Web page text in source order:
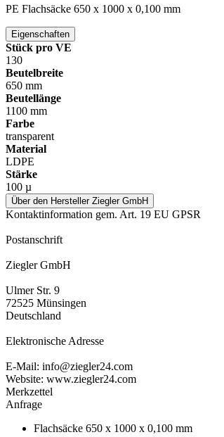
PE Flachsäcke 650 x 1000 x 0,100 mm
Eigenschaften
Stück pro VE
130
Beutelbreite
650 mm
Beutellänge
1100 mm
Farbe
transparent
Material
LDPE
Stärke
100 µ
Über den Hersteller Ziegler GmbH
Kontaktinformation gem. Art. 19 EU GPSR
Postanschrift
Ziegler GmbH
Ulmer Str. 9
72525 Münsingen
Deutschland
Elektronische Adresse
E-Mail: info@ziegler24.com
Website: www.ziegler24.com
Merkzettel
Anfrage
Flachsäcke 650 x 1000 x 0,100 mm